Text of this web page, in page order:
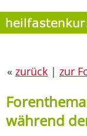
« zurück | zur
während